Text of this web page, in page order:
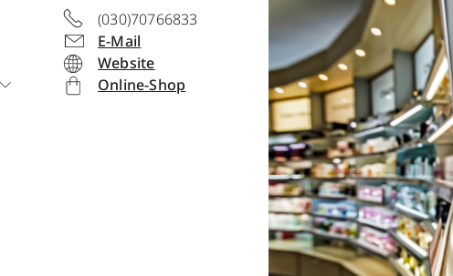
(030)70766833
E-Mail
Website
Online-Shop